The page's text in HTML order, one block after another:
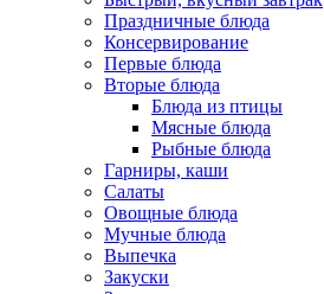
Праздничные блюда
Консервирование
Первые блюда
Вторые блюда
Блюда из птицы
Мясные блюда
Рыбные блюда
Гарниры, каши
Салаты
Овощные блюда
Мучные блюда
Выпечка
Закуски